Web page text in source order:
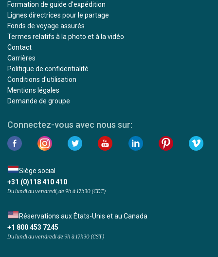
Formation de guide d'expédition
Lignes directrices pour le partage
Fonds de voyage assurés
Termes relatifs à la photo et à la vidéo
Contact
Carrières
Politique de confidentialité
Conditions d'utilisation
Mentions légales
Demande de groupe
Connectez-vous avec nous sur:
Siège social
+31 (0)118 410 410
Du lundi au vendredi, de 9h à 17h30 (CET)
Réservations aux États-Unis et au Canada
+1 800 453 7245
Du lundi au vendredi de 9h à 17h30 (CST)